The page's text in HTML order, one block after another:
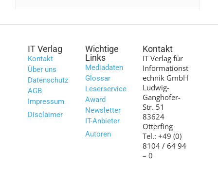
IT Verlag
Kontakt
Über uns
Datenschutz
AGB
Impressum
Disclaimer
Wichtige
Links
Mediadaten
Glossar
Leserservice
Award
Newsletter
IT-Anbieter
Autoren
Kontakt
IT Verlag für
Informationst
echnik GmbH
Ludwig-
Ganghofer-
Str. 51
83624
Otterfing
Tel.: +49 (0)
8104 / 64 94
– 0